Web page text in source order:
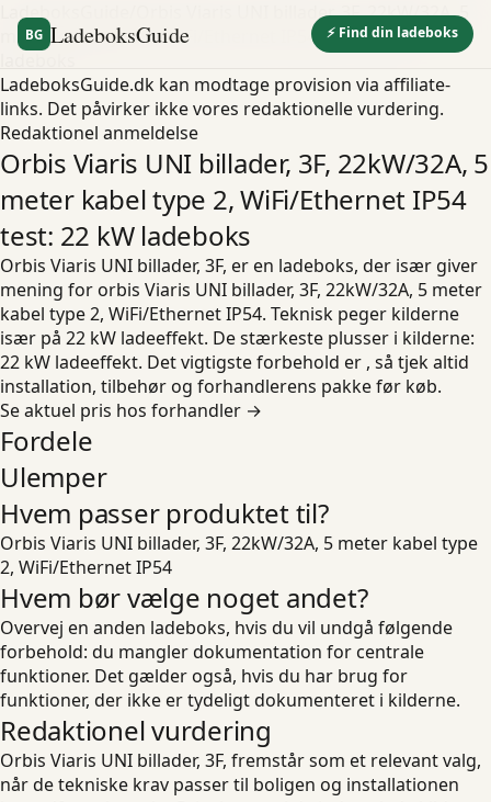
BG LadeboksGuide ⚡ Find din ladeboks
LadeboksGuide
Orbis Viaris UNI billader, 3F, 22kW/32A, 5
meter kabel type 2, WiFi/Ethernet IP54 test: 22 kW
LadeboksGuide.dk kan modtage provision via affiliate-
links. Det påvirker ikke vores redaktionelle vurdering.
Redaktionel anmeldelse
Orbis Viaris UNI billader, 3F, 22kW/32A, 5
meter kabel type 2, WiFi/Ethernet IP54
test: 22 kW ladeboks
Orbis Viaris UNI billader, 3F, er en ladeboks, der især giver
mening for orbis Viaris UNI billader, 3F, 22kW/32A, 5 meter
kabel type 2, WiFi/Ethernet IP54. Teknisk peger kilderne
især på 22 kW ladeeffekt. De stærkeste plusser i kilderne:
22 kW ladeeffekt. Det vigtigste forbehold er , så tjek altid
installation, tilbehør og forhandlerens pakke før køb.
Se aktuel pris hos forhandler →
Fordele
Ulemper
Hvem passer produktet til?
Orbis Viaris UNI billader, 3F, 22kW/32A, 5 meter kabel type
2, WiFi/Ethernet IP54
Hvem bør vælge noget andet?
Overvej en anden ladeboks, hvis du vil undgå følgende
forbehold: du mangler dokumentation for centrale
funktioner. Det gælder også, hvis du har brug for
funktioner, der ikke er tydeligt dokumenteret i kilderne.
Redaktionel vurdering
Orbis Viaris UNI billader, 3F, fremstår som et relevant valg,
når de tekniske krav passer til boligen og installationen